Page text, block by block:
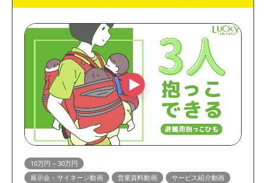
10万円～30万円
展示会・サイネージ動画
営業資料動画
サービス紹介動画